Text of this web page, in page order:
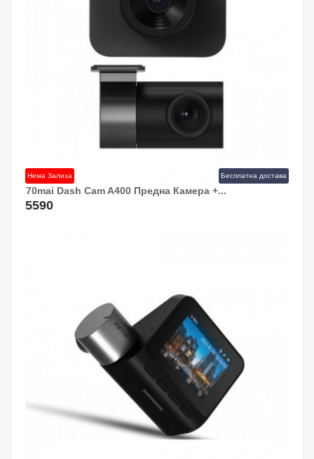
Нема Залиха Бесплатна достава
70mai Dash Cam A400 Предна Камера +...
5590